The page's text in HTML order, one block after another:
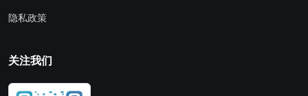
隐私政策
关注我们